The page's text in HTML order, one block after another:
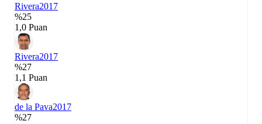
Rivera2017
%25
1,0 Puan
Rivera2017
%27
1,1 Puan
de la Pava2017
%27